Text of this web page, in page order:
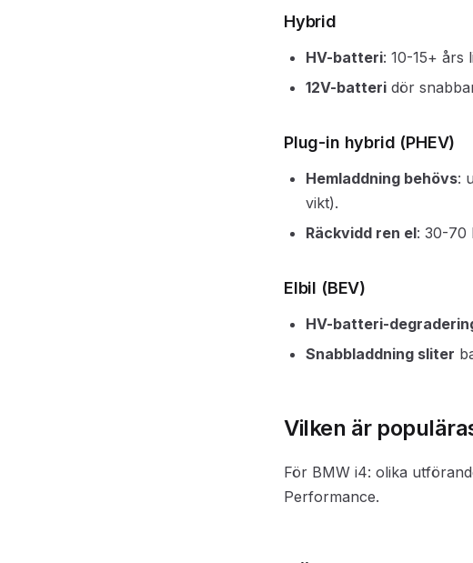
Hybrid
HV-batteri: 10-15+ års
12V-batteri dör
Plug-in hybrid (PHEV)
Hemladdning behövs:
vikt).
Räckvidd ren el: 30-70
Elbil (BEV)
HV-batteri-
Snabbladdning sliter
Vilken är
För BMW i4: olika
Performance.